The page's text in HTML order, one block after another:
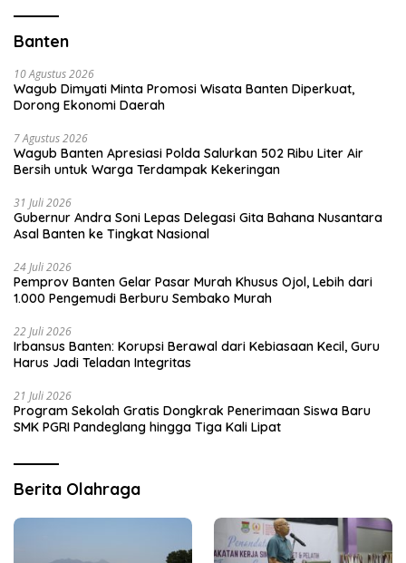
Banten
10 Agustus 2026
Wagub Dimyati Minta Promosi Wisata Banten Diperkuat,
Dorong Ekonomi Daerah
7 Agustus 2026
Wagub Banten Apresiasi Polda Salurkan 502 Ribu Liter Air
Bersih untuk Warga Terdampak Kekeringan
31 Juli 2026
Gubernur Andra Soni Lepas Delegasi Gita Bahana Nusantara
Asal Banten ke Tingkat Nasional
24 Juli 2026
Pemprov Banten Gelar Pasar Murah Khusus Ojol, Lebih dari
1.000 Pengemudi Berburu Sembako Murah
22 Juli 2026
Irbansus Banten: Korupsi Berawal dari Kebiasaan Kecil, Guru
Harus Jadi Teladan Integritas
21 Juli 2026
Program Sekolah Gratis Dongkrak Penerimaan Siswa Baru
SMK PGRI Pandeglang hingga Tiga Kali Lipat
Berita Olahraga